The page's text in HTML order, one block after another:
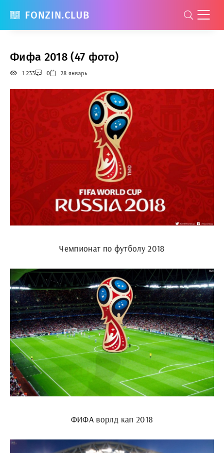
FONZIN.CLUB
Фифа 2018 (47 фото)
1 233 0 28 январь
Чемпионат по футболу 2018
ФИФА ворлд кап 2018